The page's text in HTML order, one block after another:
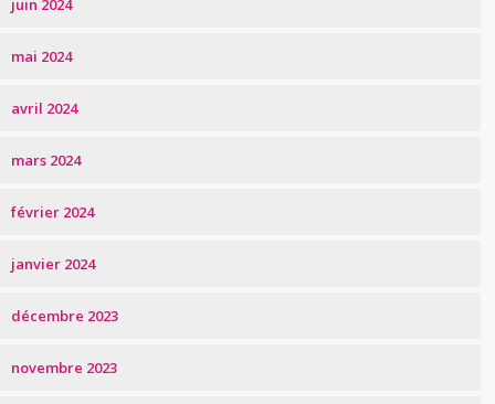
juin 2024
mai 2024
avril 2024
mars 2024
février 2024
janvier 2024
décembre 2023
novembre 2023